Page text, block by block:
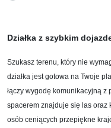
Działka z szybkim
Szukasz terenu, który nie
działka jest gotowa na Twoje
łączy wygodę komunikacyjną z
spacerem znajduje się las oraz
osób ceniących przepiękne